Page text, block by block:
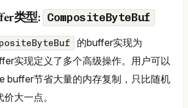
类型: CompositeByteBuf
的buffer实现为
实现定义了多个高级操作。用户可以
buffer节省大量的内存复制，只比随机
大一点。